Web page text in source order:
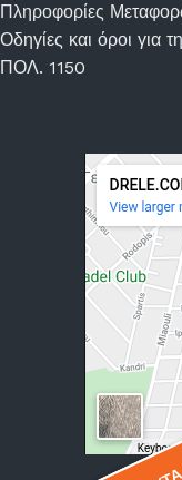
Πληροφορίες
Οδηγίες και όροι για
ΠΟΛ. 1150